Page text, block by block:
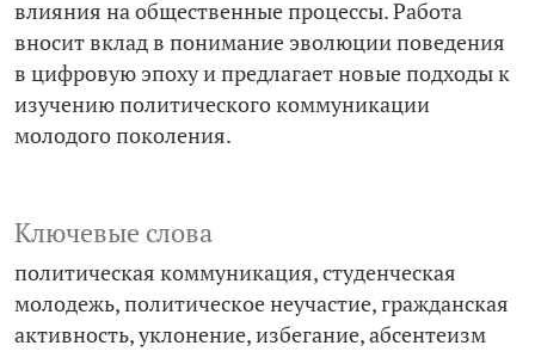
влияния на общественные процессы. Работа
вносит вклад в понимание эволюции поведения
в цифровую эпоху и предлагает новые подходы к
изучению политического коммуникации
молодого поколения.
Ключевые слова
политическая коммуникация студенческая
молодежь политическое неучастие гражданская
активность уклонение избегание абсентеизм